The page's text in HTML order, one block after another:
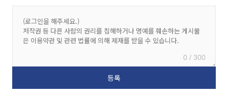
0 / 300